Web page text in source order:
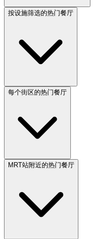
按设施筛选的热门餐厅
每个街区的热门餐厅
MRT站附近的热门餐厅